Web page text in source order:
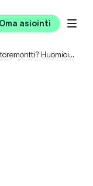
Oma asiointi
Suunnitteilla taloyhtiön kattoremontti? Huomioi nämä kattoremontin yhteydessä